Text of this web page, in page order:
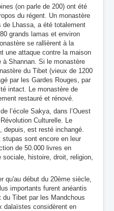
(on parle de 200) ont été
du régent. Un monastère
de Lhassa, a été totalement
grands lamas et environ
se rallièrent à la
une attaque contre la maison
à Shannan. Si le monastère
du Tibet (vieux de 1200
par les Gardes Rouges, par
intact. Le monastère de
restauré et rénové.
de l’école Sakya, dans l’Ouest
Culturelle. Le
depuis, est resté inchangé.
sont encore en leur
de 50.000 livres en
histoire, droit, religion,
qu'au début du 20ème siècle,
importants furent anéantis
du Tibet par les Mandchous
dalaïstes considèrent en